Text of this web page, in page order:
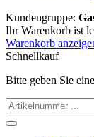
Kundengruppe:
Ihr Warenkorb ist
Warenkorb
Schnellkauf
Bitte geben Sie